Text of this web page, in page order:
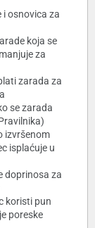
i osnovica za
koja se
za
zarada za
se zarada
izvršenom
isplaćuje u
doprinosa za
koristi pun
poreske